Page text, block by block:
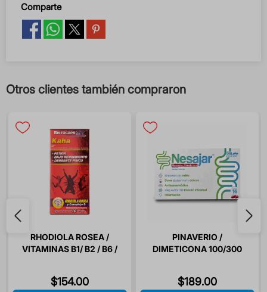
Comparte
Otros clientes también compraron
RHODIOLA ROSEA /
VITAMINAS B1/ B2 / B6 /
$154.00
PINAVERIO /
DIMETICONA 100/300
$189.00